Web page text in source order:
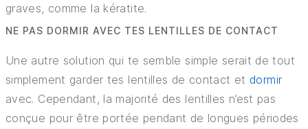
graves, comme la kératite.
NE PAS DORMIR AVEC TES LENTILLES DE CONTACT
Une autre solution qui te semble simple serait de tout
simplement garder tes lentilles de contact et dormir
avec. Cependant, la majorité des lentilles n’est pas
conçue pour être portée pendant de longues périodes